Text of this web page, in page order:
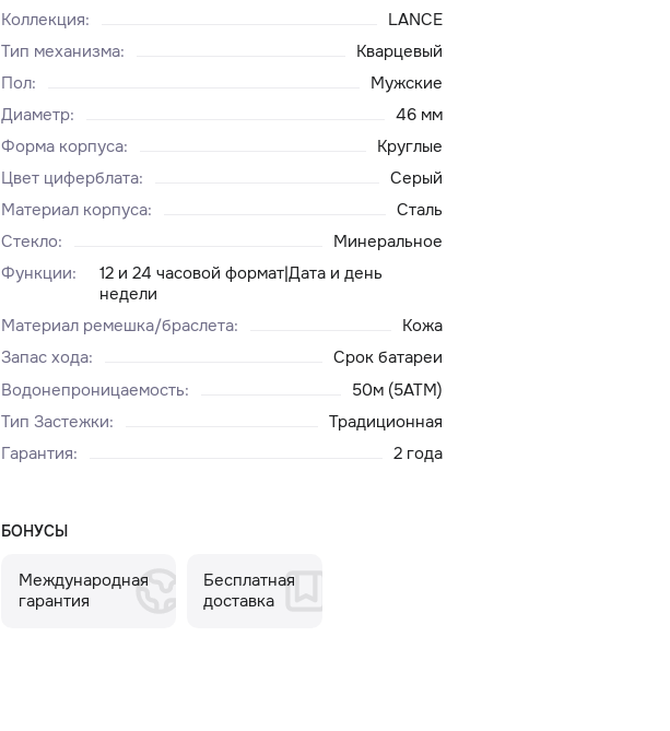
Коллекция:
LANCE
Тип механизма:
Кварцевый
Пол:
Мужские
Диаметр:
46 мм
Форма корпуса:
Круглые
Цвет циферблата:
Серый
Материал корпуса:
Сталь
Стекло:
Минеральное
Функции:
12 и 24 часовой формат|Дата и день
недели
Материал ремешка/браслета:
Кожа
Запас хода:
Срок батареи
Водонепроницаемость:
50м (5ATM)
Тип Застежки:
Традиционная
Гарантия: 2 года
БОНУСЫ
Международная
гарантия
Бесплатная
доставка
Доставка и оплата
Сервисный центр